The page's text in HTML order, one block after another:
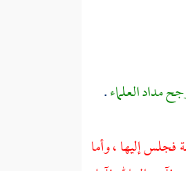
مداد العلماء.
فجلس إليها ، وأما